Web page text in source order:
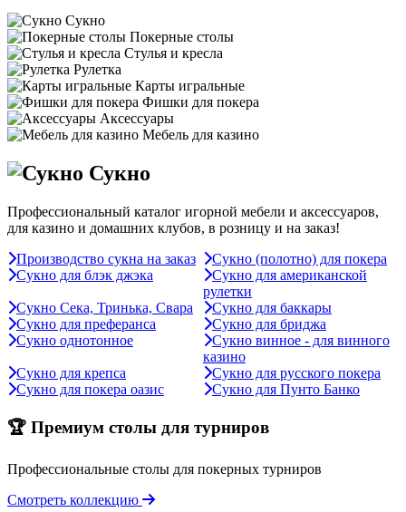
Сукно
Покерные столы
Стулья и кресла
Рулетка
Карты игральные
Фишки для покера
Аксессуары
Мебель для казино
Сукно
Профессиональный каталог игорной мебели и аксессуаров,
для казино и домашних клубов, в розницу и на заказ!
Производство сукна на заказ
Сукно (полотно) для покера
Сукно для блэк джэка
Сукно для американской
рулетки
Сукно Сека, Тринька, Свара
Сукно для баккары
Сукно для преферанса
Сукно для бриджа
Сукно однотонное
Сукно винное - для винного
казино
Сукно для крепса
Сукно для русского покера
Сукно для покера оазис
Сукно для Пунто Банко
🏆 Премиум столы для турниров
Профессиональные столы для покерных турниров
Смотреть коллекцию